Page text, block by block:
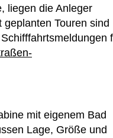
liegen die Anleger
Touren sind
mit eigenem Bad
Lage, Größe und